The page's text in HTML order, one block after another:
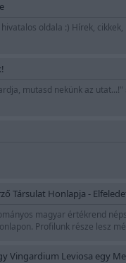
oldala :) Hírek,
mutasd nekünk az utat...!"
Társulat Honlapja -
magyar értékrend
Profilunk része lesz
Vingardium Leviosa egy